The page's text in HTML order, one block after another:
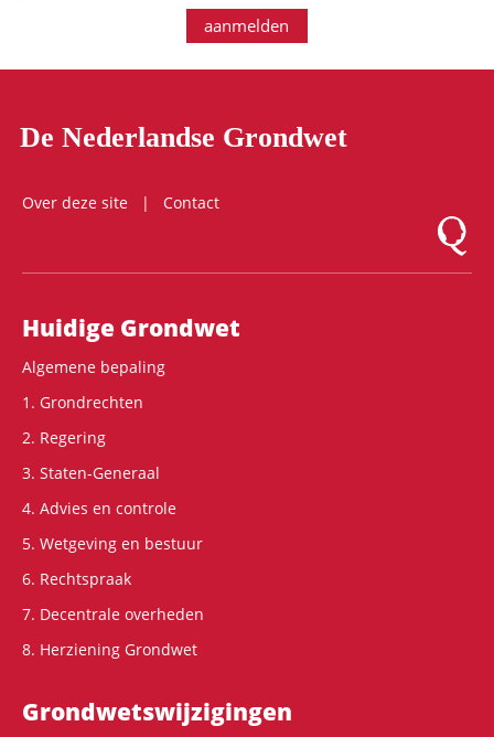
aanmelden
De Nederlandse Grondwet
Over deze site
Contact
Logo
Hoofdnavigatie
Huidige Grondwet
Algemene bepaling
1. Grondrechten
2. Regering
3. Staten-Generaal
4. Advies en controle
5. Wetgeving en bestuur
6. Rechtspraak
7. Decentrale overheden
8. Herziening Grondwet
Grondwets­wijzigingen